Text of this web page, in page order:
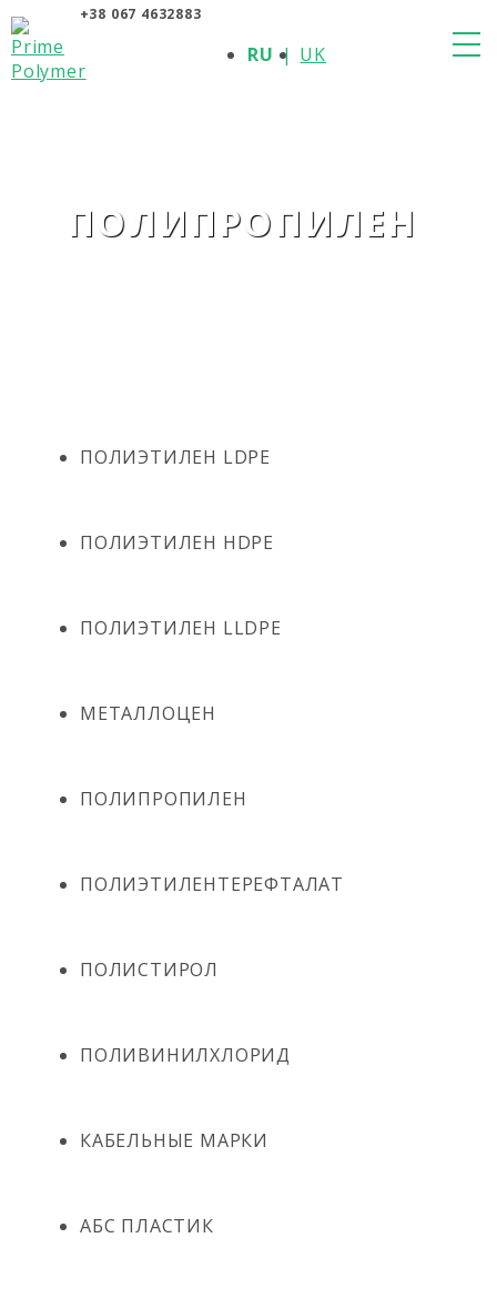
+38 067 4632883
RU UK
ПОЛИПРОПИЛЕН
ПОЛИЭТИЛЕН LDPE
ПОЛИЭТИЛЕН HDPE
ПОЛИЭТИЛЕН LLDPE
МЕТАЛЛОЦЕН
ПОЛИПРОПИЛЕН
ПОЛИЭТИЛЕНТЕРЕФТАЛАТ
ПОЛИСТИРОЛ
ПОЛИВИНИЛХЛОРИД
КАБЕЛЬНЫЕ МАРКИ
АБС ПЛАСТИК
О КОМПАНИИ
ПРОДУКЦИЯ